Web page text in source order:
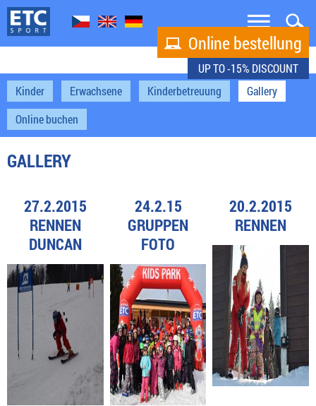


 Online bestellung
UP TO -15% DISCOUNT
Kinder
Erwachsene Kinderbetreuung
Gallery
Online buchen
GALLERY
27.2.2015
RENNEN
DUNCAN
24.2.15
GRUPPEN
FOTO
20.2.2015
RENNEN